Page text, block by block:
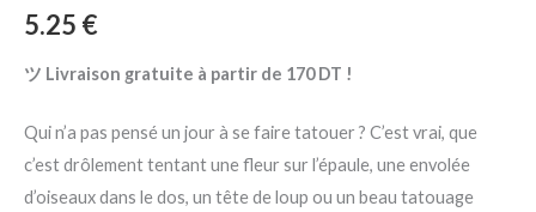
5.25 €
ツ Livraison gratuite à partir de 170 DT !
Qui n’a pas pensé un jour à se faire tatouer ? C’est vrai, que
c’est drôlement tentant une fleur sur l’épaule, une envolée
d’oiseaux dans le dos, un tête de loup ou un beau tatouage